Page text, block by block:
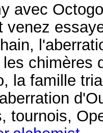
avec
venez
chimères
la famille
tournois,